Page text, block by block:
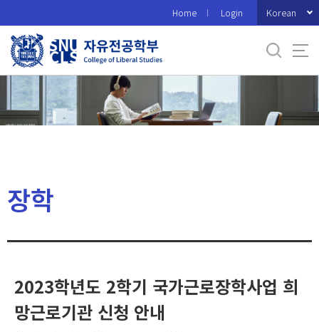
로
메
Home Login Korean
장학
2023학년도 2학기 국가근로장학사업 희
망근로기관 신청 안내